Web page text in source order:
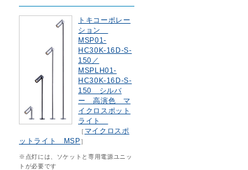
トキコーポレー
ション
MSP01-
HC30K-16D-S-
150／
MSPLH01-
HC30K-16D-S-
150 シルバ
ー 高演色 マ
イクロスポット
ライト
［ マイクロスポ
ットライト MSP］
※点灯には、ソケットと専用電源ユニッ
トが必要です